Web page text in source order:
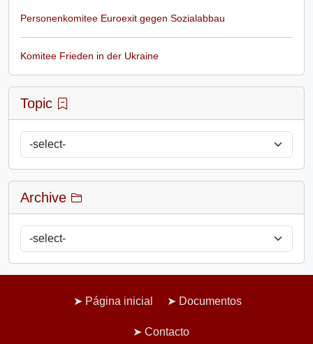
Personenkomitee Euroexit gegen Sozialabbau
Komitee Frieden in der Ukraine
Topic
Archive
Página inicial Documentos
Contacto